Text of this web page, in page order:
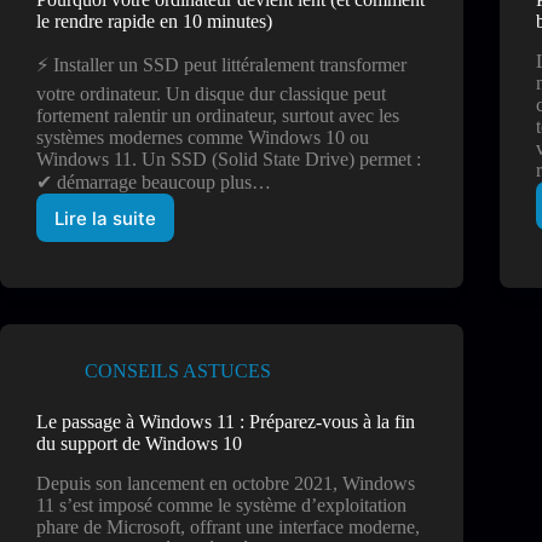
le rendre rapide en 10 minutes)
⚡ Installer un SSD peut littéralement transformer
votre ordinateur. Un disque dur classique peut
fortement ralentir un ordinateur, surtout avec les
systèmes modernes comme Windows 10 ou
Windows 11. Un SSD (Solid State Drive) permet :
✔ démarrage beaucoup plus…
Lire la suite
Pourquoi
lent
comment
rendre
rapide
en
10
minutes)
CONSEILS ASTUCES
Le passage à Windows 11 : Préparez-vous à la fin
du support de Windows 10
Depuis son lancement en octobre 2021, Windows
11 s’est imposé comme le système d’exploitation
phare de Microsoft, offrant une interface moderne,